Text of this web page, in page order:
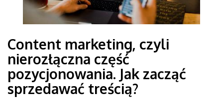
Content marketing, czyli
nierozłączna część
pozycjonowania. Jak zacząć
sprzedawać treścią?